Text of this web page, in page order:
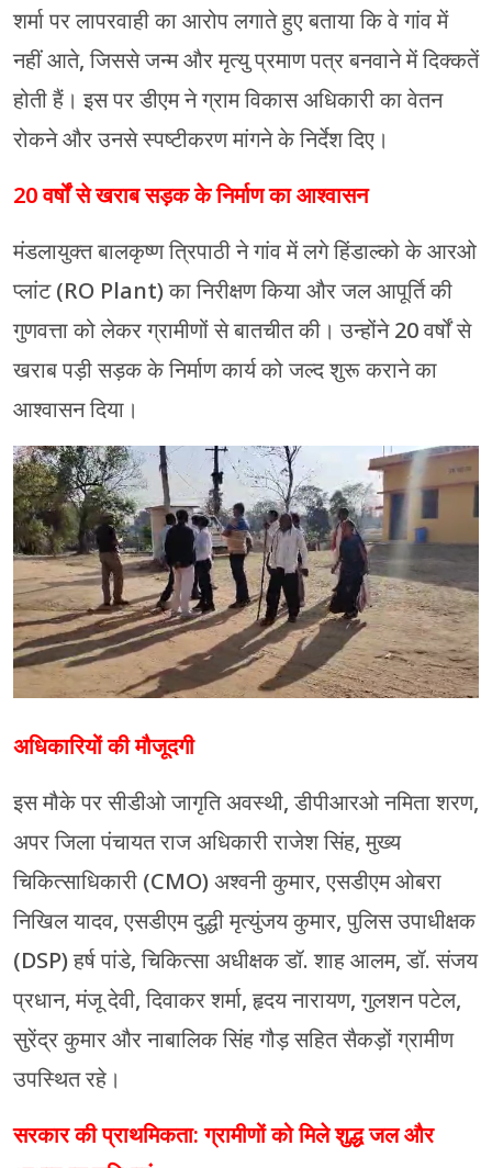
शर्मा पर लापरवाही का आरोप लगाते हुए बताया कि वे गांव में
नहीं आते, जिससे जन्म और मृत्यु प्रमाण पत्र बनवाने में दिक्कतें
होती हैं। इस पर डीएम ने ग्राम विकास अधिकारी का वेतन
रोकने और उनसे स्पष्टीकरण मांगने के निर्देश दिए।
20 वर्षों से खराब सड़क के निर्माण का आश्वासन
मंडलायुक्त बालकृष्ण त्रिपाठी ने गांव में लगे हिंडाल्को के आरओ
प्लांट (RO Plant) का निरीक्षण किया और जल आपूर्ति की
गुणवत्ता को लेकर ग्रामीणों से बातचीत की। उन्होंने 20 वर्षों से
खराब पड़ी सड़क के निर्माण कार्य को जल्द शुरू कराने का
आश्वासन दिया।
अधिकारियों की मौजूदगी
इस मौके पर सीडीओ जागृति अवस्थी, डीपीआरओ नमिता शरण,
अपर जिला पंचायत राज अधिकारी राजेश सिंह, मुख्य
चिकित्साधिकारी (CMO) अश्वनी कुमार, एसडीएम ओबरा
निखिल यादव, एसडीएम दुद्धी मृत्युंजय कुमार, पुलिस उपाधीक्षक
(DSP) हर्ष पांडे, चिकित्सा अधीक्षक डॉ. शाह आलम, डॉ. संजय
प्रधान, मंजू देवी, दिवाकर शर्मा, हृदय नारायण, गुलशन पटेल,
सुरेंद्र कुमार और नाबालिक सिंह गौड़ सहित सैकड़ों ग्रामीण
उपस्थित रहे।
सरकार की प्राथमिकता: ग्रामीणों को मिले शुद्ध जल और